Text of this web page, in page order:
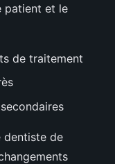
patient et le
de traitement
dentiste de